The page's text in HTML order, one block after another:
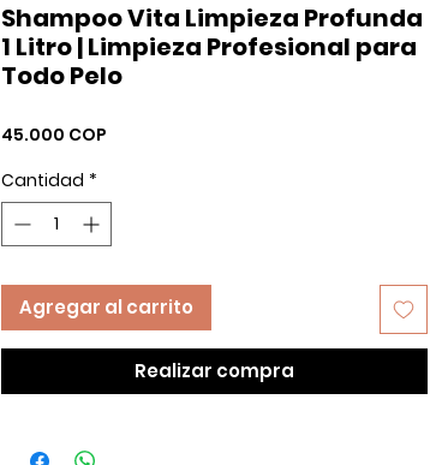
Shampoo Vita Limpieza Profunda
1 Litro | Limpieza Profesional para
Todo Pelo
45.000 COP
Cantidad *
Agregar al carrito
Realizar compra